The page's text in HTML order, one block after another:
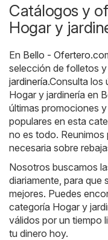
Catálogos y
Hogar y
En Bello -
selección de folletos
jardinería.Consulta los
Hogar y jardinería en
últimas promociones
populares en esta
no es todo.
necesaria sobre
Nosotros buscamos
diariamente, para que
mejores. Puedes
categoría Hogar y
válidos por un tiempo
tu dinero hoy.